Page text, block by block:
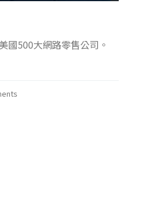
國500大網路零售公司。